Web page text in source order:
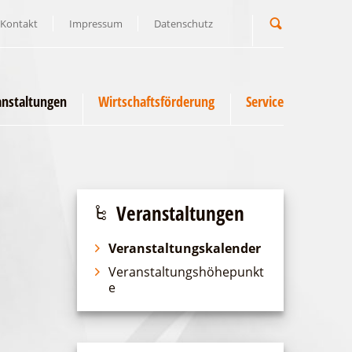
Kontakt Impressum Datenschutz
Wirtschaftsförderung Service
Veranstaltungen
Veranstaltungskalender
Veranstaltungshöhepunkt
e